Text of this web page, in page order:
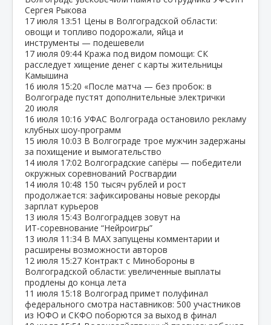
Сергея Рыкова
17 июля 13:51 Цены в Волгоградской области:
овощи и топливо подорожали, яйца и
инструменты — подешевели
17 июля 09:44 Кража под видом помощи: СК
расследует хищение денег с карты жительницы
Камышина
16 июля 15:20 «После матча — без пробок: в
Волгограде пустят дополнительные электрички
20 июля
16 июля 10:16 УФАС Волгограда остановило рекламу
клубных шоу‑программ
15 июля 10:03 В Волгограде трое мужчин задержаны
за похищение и вымогательство
14 июля 17:02 Волгоградские сапёры — победители
окружных соревнований Росгвардии
14 июля 10:48 150 тысяч рублей и рост
продолжается: зафиксированы новые рекорды
зарплат курьеров
13 июля 15:43 Волгоградцев зовут на
ИТ‑соревнование “Нейроигры”
13 июля 11:34 В МАХ запущены комментарии и
расширены возможности авторов
12 июля 15:27 Контракт с Минобороны в
Волгоградской области: увеличенные выплаты
продлены до конца лета
11 июля 15:18 Волгоград примет полуфинал
федерального смотра наставников: 500 участников
из ЮФО и СКФО поборются за выход в финал